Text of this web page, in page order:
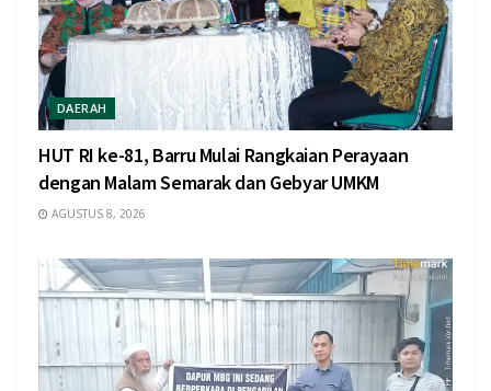
DAERAH
HUT RI ke-81, Barru Mulai Rangkaian Perayaan
dengan Malam Semarak dan Gebyar UMKM
AGUSTUS 8, 2026